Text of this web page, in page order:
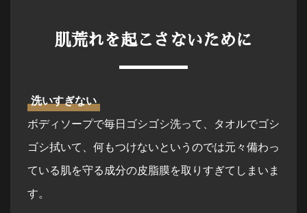
肌荒れを起こさないために
洗いすぎない
ボディソープで毎日ゴシゴシ洗って、タオルでゴシ
ゴシ拭いて、何もつけないというのでは元々備わっ
ている肌を守る成分の皮脂膜を取りすぎてしまいま
す。